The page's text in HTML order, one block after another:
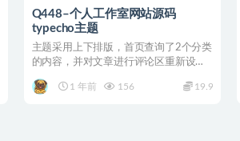
Q448–个人工作室网站源码
typecho主题
主题采用上下排版，首页查询了2个分类
的内容，并对文章进行评论区重新设
1 年前
156 19.9